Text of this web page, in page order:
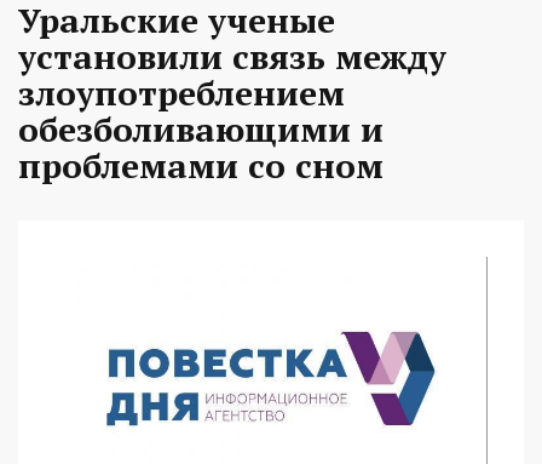
Уральские ученые
установили связь между
злоупотреблением
обезболивающими и
проблемами со сном